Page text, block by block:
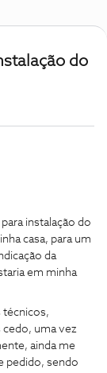
do
instalação do
casa, para um
da
em minha
técnicos,
cedo, uma vez
ainda me
pedido, sendo